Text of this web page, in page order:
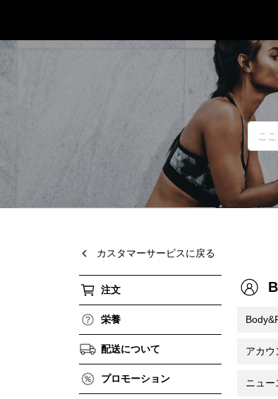
カスタマーサービスに戻る
注文
栄養
配送について
プロモーション
アカウ
ニュー